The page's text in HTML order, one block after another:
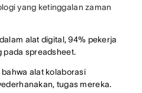
yang ketinggalan zaman
alat digital, 94% pekerja
pada spreadsheet.
alat kolaborasi
tugas mereka.